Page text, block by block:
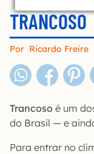
TRANCOSO
Por Ricardo Freire
Trancoso é um
do Brasil — e
Para entrar no